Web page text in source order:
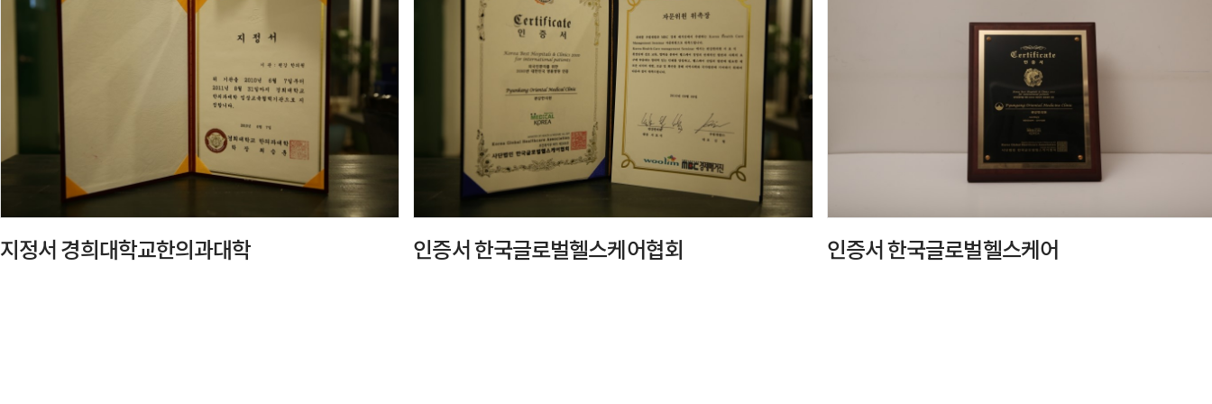
지정서 경희대학교한의과대학 인증서 한국글로벌헬스케어협회 인증서 한국글로벌헬스케어